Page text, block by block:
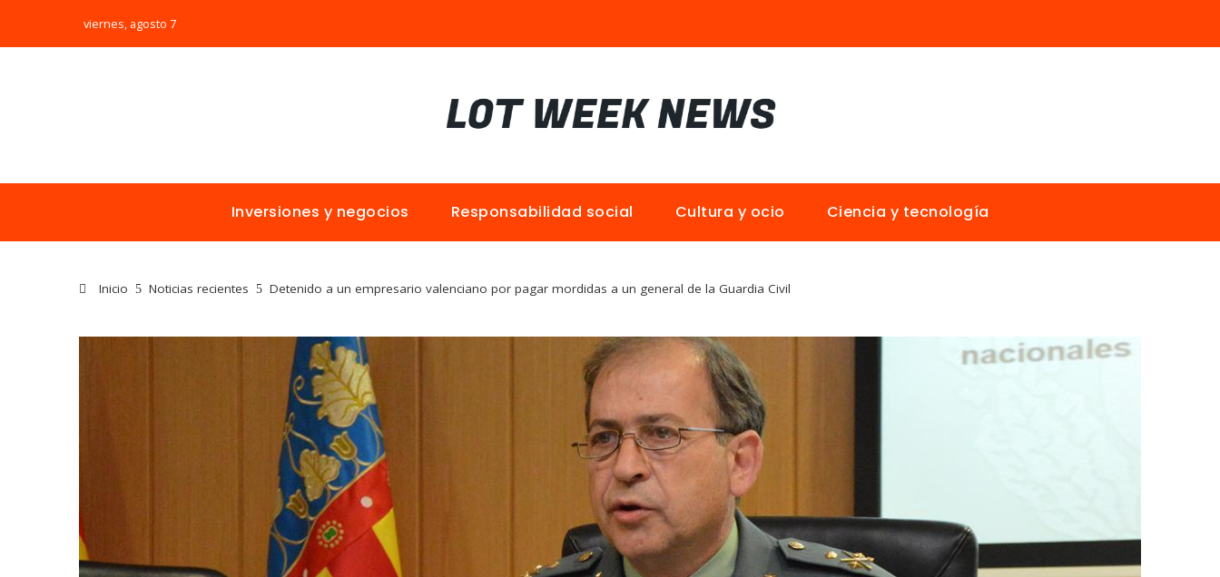
viernes, agosto 7
Inversiones y negocios Responsabilidad social Cultura y ocio Ciencia y tecnología
Inicio Noticias recientes Detenido a un empresario valenciano por pagar mordidas a un general de la Guardia Civil